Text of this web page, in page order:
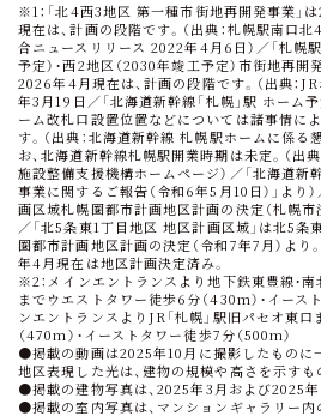
※1：「北4西3地区 第一種市街地再開発事業」
現在は、計画の段階です。（出典：札幌駅南口
合ニュースリリース 2022年4月6日）／「札幌
予定）・西2地区（2030年竣工予定）市街地再開
2026年4月現在は、計画の段階です。（出典：
年3月19日／「北海道新幹線「札幌」駅 ホーム
ーム改札口設置位置などについては諸事情に
す。（出典：北海道新幹線 札幌駅ホームに係る
お、北海道新幹線札幌駅開業時期は未定。（出
施設整備支援機構ホームページ）／「北海道新
事業に関するご報告（令和6年5月10日）」より
画区域札幌圏都市計画地区計画の決定（札幌市
／「北5条東1丁目地区 地区計画区域」は北5
圏都市計画地区計画の決定（令和7年7月）より
年4月現在は地区計画決定済み。
※2：メインエントランスより地下鉄東豊線・南
までウエストタワー徒歩6分（430m）・イース
ンエントランスよりJR「札幌」駅旧パセオ東
（470m）・イーストタワー徒歩7分（500m）
●掲載の動画は2025年10月に撮影したものに
地区表現した光は、建物の規模や高さを示すも
●掲載の建物写真は、2025年3月および2025年
●掲載の室内写真は、マンションギャラリー内